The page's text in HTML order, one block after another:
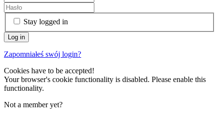
Stay logged in
Zapomniałeś swój login?
Cookies have to be accepted!
Your browser's cookie functionality is disabled. Please enable this
functionality.
Not a member yet?